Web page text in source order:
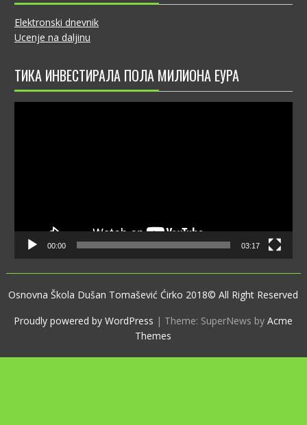
Elektronski dnevnik
Ucenje na daljinu
ТИКА ИНВЕСТИРАЛА ПОЛА МИЛИОНА ЕУРА
00:00 03:17
Osnovna Škola Dušan Tomašević Ćirko 2018© All Right Reserved
Proudly powered by WordPress | Theme: SuperNews byAcme
Themes